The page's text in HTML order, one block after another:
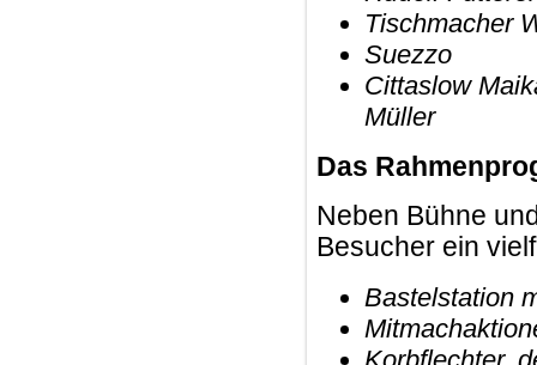
Tischmacher
Suezzo
Cittaslow
Müller
Das
Neben Bühne
Besucher ein
Bastelstation
Korbflechter,